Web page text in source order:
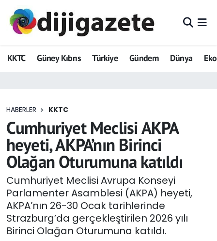
KKTC Güney Kıbrıs Türkiye Gündem Dünya
HABERLER KKTC
Cumhuriyet Meclisi AKPA
heyeti, AKPA’nın Birinci
Olağan Oturumuna katıldı
Cumhuriyet Meclisi Avrupa Konseyi
Parlamenter Asamblesi (AKPA) heyeti,
AKPA’nın 26-30 Ocak tarihlerinde
Strazburg’da gerçekleştirilen 2026 yılı
Birinci Olağan Oturumuna katıldı.
ADVERTORIAL
Dijigazete
Eğitim
Ekonomi
Foto Galeri
GEZİ
Güncel
Gündem
Hava Durumu
Trafik Durumu
Tüm Manşetler
Son Dakika Haberleri
Haber Arşivi